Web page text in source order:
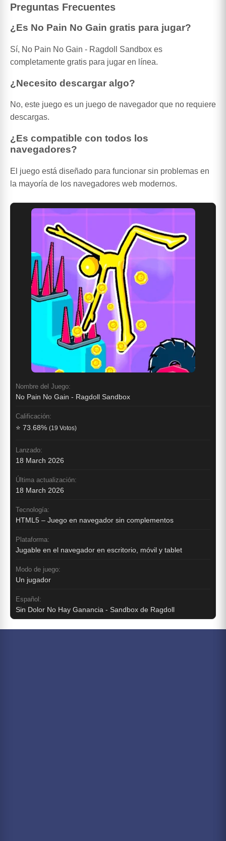
Preguntas Frecuentes
¿Es No Pain No Gain gratis para jugar?
Sí, No Pain No Gain - Ragdoll Sandbox es
completamente gratis para jugar en línea.
¿Necesito descargar algo?
No, este juego es un juego de navegador que no requiere
descargas.
¿Es compatible con todos los
navegadores?
El juego está diseñado para funcionar sin problemas en
la mayoría de los navegadores web modernos.
Nombre del Juego:
No Pain No Gain - Ragdoll Sandbox
Calificación:
⭐ 73.68% (19 Votos)
Lanzado:
18 March 2026
Última actualización:
18 March 2026
Tecnología:
HTML5 – Juego en navegador sin complementos
Plataforma:
Jugable en el navegador en escritorio, móvil y tablet
Modo de juego:
Un jugador
Español:
Sin Dolor No Hay Ganancia - Sandbox de Ragdoll